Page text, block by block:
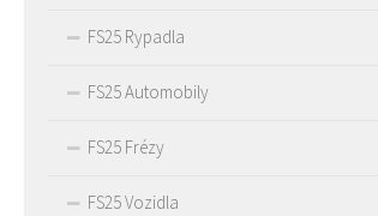
FS25 Rypadla
FS25 Automobily
FS25 Frézy
FS25 Vozidla